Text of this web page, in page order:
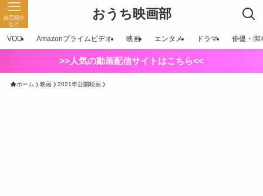
おうち映画部
自己紹介
など
VOD Amazonプライムビデオ 映画 エンタメ ドラマ 俳優・脚
>>人気の動画配信サイトはこちら<<
ホーム 映画 2021年公開映画